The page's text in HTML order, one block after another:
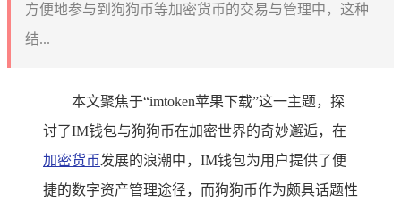
方便地参与到狗狗币等加密货币的交易与管理中，这种
结...
本文聚焦于“imtoken苹果下载”这一主题，探
讨了IM钱包与狗狗币在加密世界的奇妙邂逅，在
加密货币发展的浪潮中，IM钱包为用户提供了便
捷的数字资产管理途径，而狗狗币作为颇具话题性